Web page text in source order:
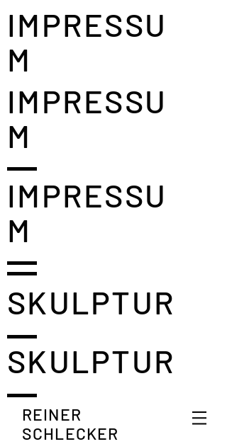
IMPRESSU
M
IMPRESSU
M
IMPRESSU
M
SKULPTUR
SKULPTUR
REINER
SCHLECKER